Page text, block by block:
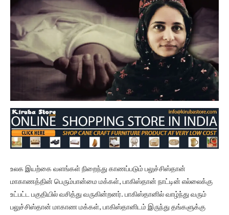
உலக இயற்கை வளங்கள் நிறைந்து காணப்படும் பலுச்சிஸ்தான்
மாகாணத்தின் பெரும்பான்மை மக்கள், பாகிஸ்தான் நாட்டின் எல்லைக்கு
உட்பட்ட பகுதியில் வசித்து வருகின்றனர். பாகிஸ்தானில் வாழ்ந்து வரும்
பலுச்சிஸ்தான் மாகாண மக்கள், பாகிஸ்தானிடம் இருந்து தங்களுக்கு